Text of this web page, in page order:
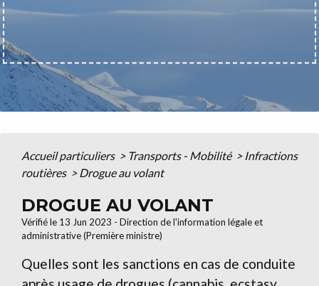
Accueil particuliers > Transports - Mobilité > Infractions
routières > Drogue au volant
DROGUE AU VOLANT
Vérifié le 13 Jun 2023 - Direction de l'information légale et
administrative (Première ministre)
Quelles sont les sanctions en cas de conduite